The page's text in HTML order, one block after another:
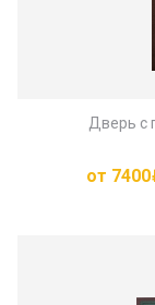
Дверь с
от 7400